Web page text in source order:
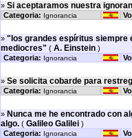
» Si aceptaramos nuestra
Categoria: Ignorancia
» "los grandes espíritus siempre
mediocres" ( A. Einstein)
Categoria: Ignorancia
» Se solicita cobarde para
Categoria: Ignorancia
» Nunca me he encontrado con
algo.( Galileo Galilei)
Categoria: Ignorancia